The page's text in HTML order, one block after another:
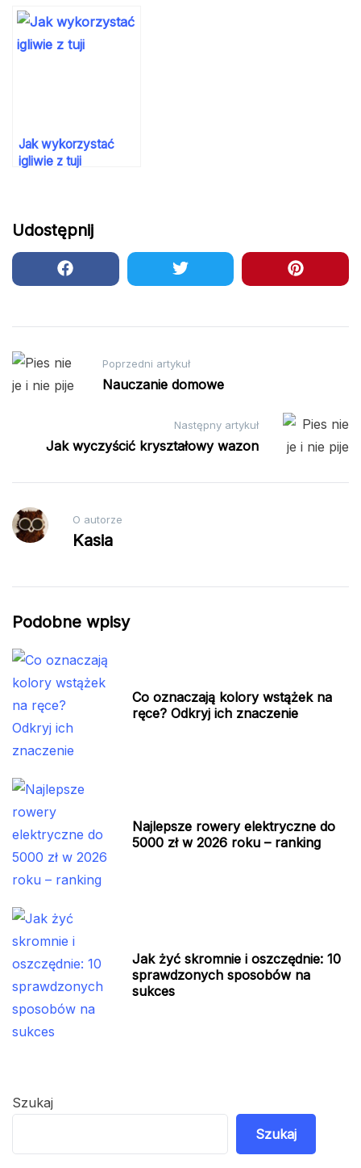
Jak wykorzystać
igliwie z tuji
Udostępnij
Nawigacja
wpisu
Poprzedni artykuł
Nauczanie domowe
Następny artykuł
Jak wyczyścić kryształowy wazon
O autorze
Kasia
Podobne wpisy
Co oznaczają kolory wstążek na
ręce? Odkryj ich znaczenie
Najlepsze rowery elektryczne do
5000 zł w 2026 roku – ranking
Jak żyć skromnie i oszczędnie: 10
sprawdzonych sposobów na
sukces
Szukaj
Szukaj